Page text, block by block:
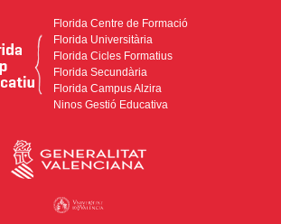
Florida Centre de Formació
Florida Universitària
Florida Cicles Formatius
Florida Secundària
Florida Campus Alzira
Ninos Gestió Educativa